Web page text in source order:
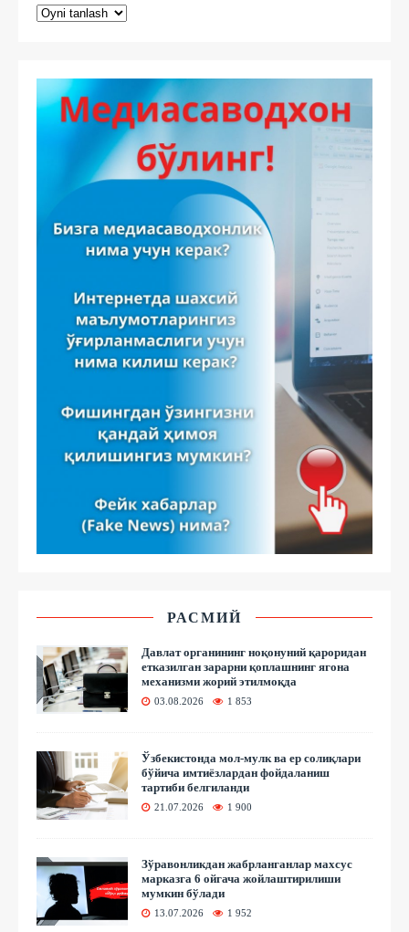
РАСМИЙ
Давлат органининг ноқонуний қароридан
етказилган зарарни қоплашнинг ягона
механизми жорий этилмоқда
03.08.2026 1 853
Ўзбекистонда мол-мулк ва ер солиқлари
бўйича имтиёзлардан фойдаланиш
тартиби белгиланди
21.07.2026 1 900
Зўравонликдан жабрланганлар махсус
марказга 6 ойгача жойлаштирилиши
мумкин бўлади
13.07.2026 1 952